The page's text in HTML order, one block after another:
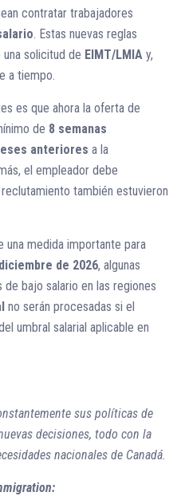
contratar trabajadores
. Estas nuevas reglas
solicitud de EIMT/LMIA y,
a tiempo.
es que ahora la oferta de
de 8 semanas
anteriores a la
el empleador debe
también estuvieron
una medida importante para
de 2026, algunas
bajo salario en las regiones
no serán procesadas si el
umbral salarial aplicable en
sus políticas de
decisiones, todo con la
nacionales de Canadá.